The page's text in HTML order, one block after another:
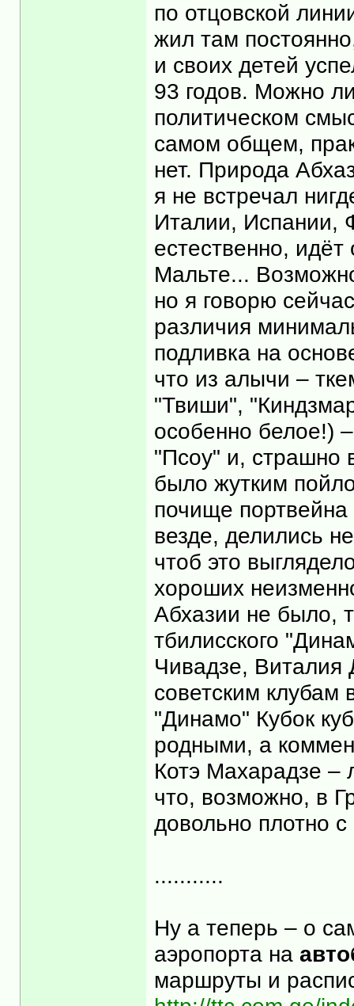
по отцовской
жил там
и своих детей
93 годов. Можно
политическом
самом общем,
нет. Природа
я не встречал
Италии, Испании,
естественно,
Мальте...
но я говорю
различия
подливка на
что из алычи –
"Твиши",
особенно белое!)
"Псоу" и, страшно
было жутким
почище
везде, делились
чтоб это
хороших
Абхазии не было,
тбилисского
Чивадзе, Виталия
советским клубам
"Динамо" Кубок
родными, а
Котэ Махарадзе –
что, возможно, в
довольно плотно
...........
Ну а теперь – о
аэропорта на
маршруты и